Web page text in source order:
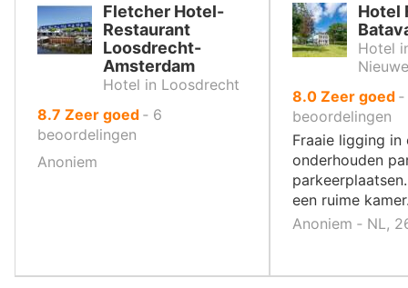
Fletcher Hotel-
Restaurant
Loosdrecht-
Amsterdam
Hotel in Loosdrecht
8.7 uit
10
Zeer goed ‐ 6
beoordelingen
Anoniem
Hotel
Hotel
8.0uit
10
,
Zeer goed ‐
beoordelingen
Fraaie ligging in
onderhouden
een ruime
Anoniem ‐ NL,